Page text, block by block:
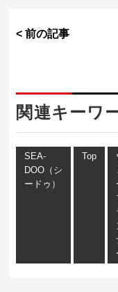
< 前の記事
関連キーワ
SEA-
DOO（シ
ードゥ）
Top